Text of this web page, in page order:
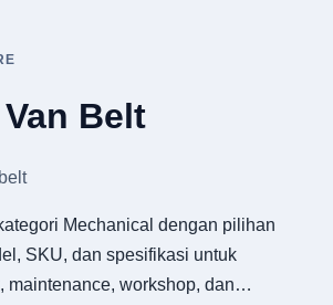
Belt
Mechanical dengan pilihan
SKU, dan spesifikasi untuk
maintenance, workshop, dan…